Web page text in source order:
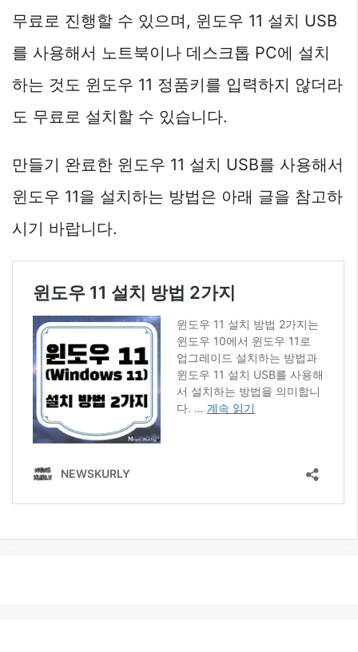
무료로 진행할 수 있으며, 윈도우 11 설치 USB
를 사용해서 노트북이나 데스크톱 PC에 설치
하는 것도 윈도우 11 정품키를 입력하지 않더라
도 무료로 설치할 수 있습니다.
만들기 완료한 윈도우 11 설치 USB를 사용해서
윈도우 11을 설치하는 방법은 아래 글을 참고하
시기 바랍니다.